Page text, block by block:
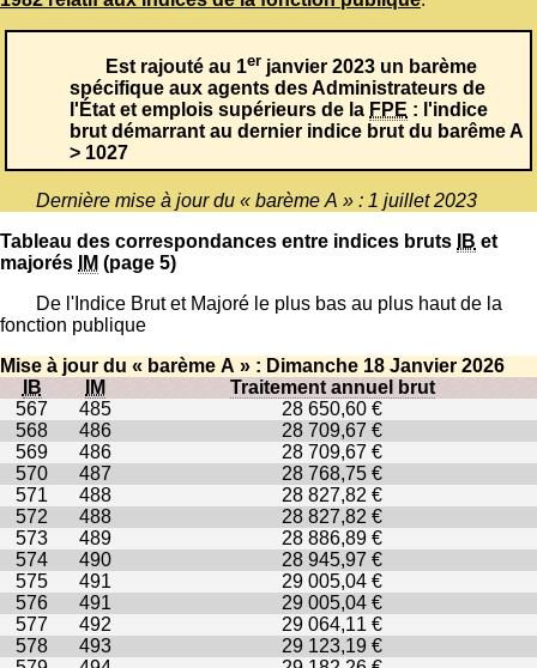
Est rajouté au 1er janvier 2023 un barème
spécifique aux agents des Administrateurs de
l'État et emplois supérieurs de la FPE : l'indice
brut démarrant au dernier indice brut du barême A
> 1027
Dernière mise à jour du « barème A » : 1 juillet 2023
Tableau des correspondances entre indices bruts
IB et
majorés
IM (page 5)
De l'Indice Brut et Majoré le plus bas au plus haut de la
fonction publique
Mise à jour du « barème A » : Dimanche 18 Janvier 2026
IB
IM
Traitement annuel brut
567
485
28 650,60 €
568
486
28 709,67 €
569
486
28 709,67 €
570
487
28 768,75 €
571
488
28 827,82 €
572
488
28 827,82 €
573
489
28 886,89 €
574
490
28 945,97 €
575
491
29 005,04 €
576
491
29 005,04 €
577
492
29 064,11 €
578
493
29 123,19 €